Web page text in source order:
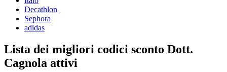
Decathlon
Sephora
adidas
Lista dei migliori codici sconto Dott.
Cagnola attivi